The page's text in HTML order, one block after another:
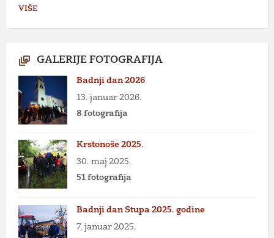
VIŠE
GALERIJE FOTOGRAFIJA
Badnji dan 2026
13. januar 2026.
8 fotografija
Krstonoše 2025.
30. maj 2025.
51 fotografija
Badnji dan Stupa 2025. godine
7. januar 2025.